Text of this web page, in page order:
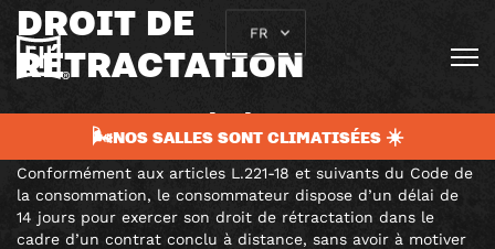
FR
🌬️NOS SALLES SONT CLIMATISÉES ☀️
DROIT DE
RÉTRACTATION
1. PRINCIPE GÉNÉRAL
Conformément aux articles L.221-18 et suivants du Code de
la consommation, le consommateur dispose d’un délai de
14 jours pour exercer son droit de rétractation dans le
cadre d’un contrat conclu à distance, sans avoir à motiver